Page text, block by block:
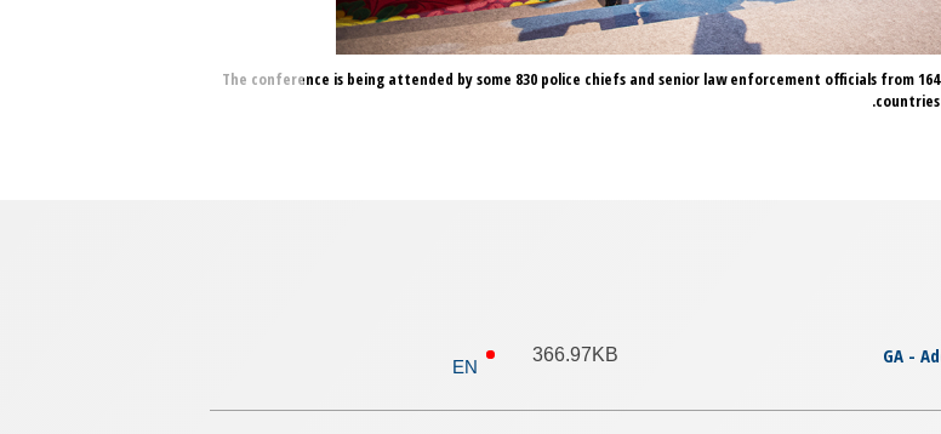
The conference is being attended by some 830 police chiefs and senior law enforcement officials from 164
countries.
366.97KB
EN